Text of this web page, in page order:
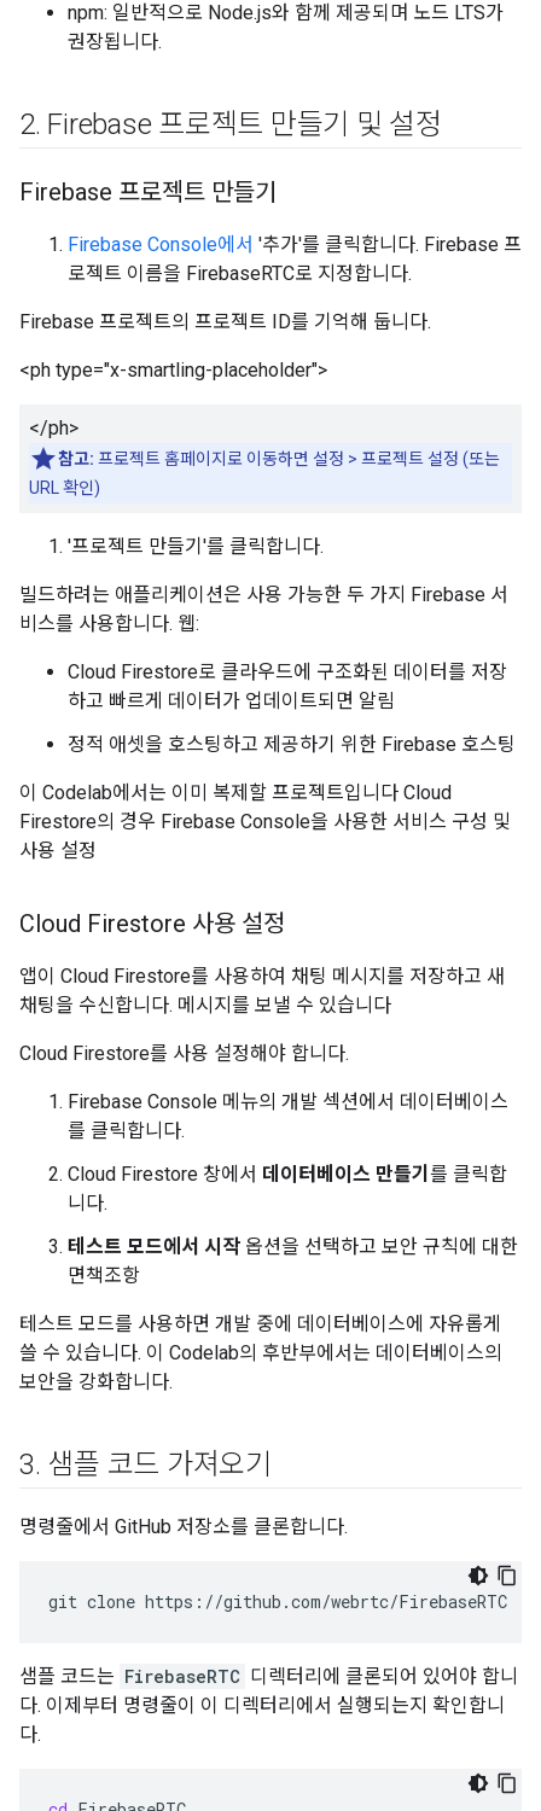
npm: 일반적으로 Node.js와 함께 제공되며 노드 LTS가
권장됩니다.
2. Firebase 프로젝트 만들기 및 설정
Firebase 프로젝트 만들기
Firebase Console에서 '추가'를 클릭합니다. Firebase 프
로젝트 이름을 FirebaseRTC로 지정합니다.
Firebase 프로젝트의 프로젝트 ID를 기억해 둡니다.
<ph type="x-smartling-placeholder">
</ph>
참고: 프로젝트 홈페이지로 이동하면 설정 > 프로젝트 설정 (또는
URL 확인)
'프로젝트 만들기'를 클릭합니다.
빌드하려는 애플리케이션은 사용 가능한 두 가지 Firebase 서
비스를 사용합니다. 웹:
Cloud Firestore로 클라우드에 구조화된 데이터를 저장
하고 빠르게 데이터가 업데이트되면 알림
정적 애셋을 호스팅하고 제공하기 위한 Firebase 호스팅
이 Codelab에서는 이미 복제할 프로젝트입니다 Cloud
Firestore의 경우 Firebase Console을 사용한 서비스 구성 및
사용 설정
Cloud Firestore 사용 설정
앱이 Cloud Firestore를 사용하여 채팅 메시지를 저장하고 새
채팅을 수신합니다. 메시지를 보낼 수 있습니다
Cloud Firestore를 사용 설정해야 합니다.
Firebase Console 메뉴의 개발 섹션에서 데이터베이스
를 클릭합니다.
Cloud Firestore 창에서 데이터베이스 만들기 를 클릭합
니다.
테스트 모드에서 시작 옵션을 선택하고 보안 규칙에 대한
면책조항
테스트 모드를 사용하면 개발 중에 데이터베이스에 자유롭게
쓸 수 있습니다. 이 Codelab의 후반부에서는 데이터베이스의
보안을 강화합니다.
3. 샘플 코드 가져오기
명령줄에서 GitHub 저장소를 클론합니다.
git clone
샘플 코드는 FirebaseRTC 디렉터리에 클론되어 있어야 합니
다. 이제부터 명령줄이 이 디렉터리에서 실행되는지 확인합니
다.